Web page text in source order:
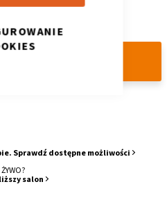
Sprawdź dostępne możliwości
salon